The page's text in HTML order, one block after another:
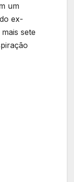
um
ex-
sete